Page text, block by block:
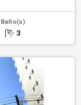
Baño(s)
3